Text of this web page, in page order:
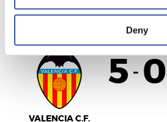
Deny
FINALIZADO
VALENCIA C.F.
5 - 0